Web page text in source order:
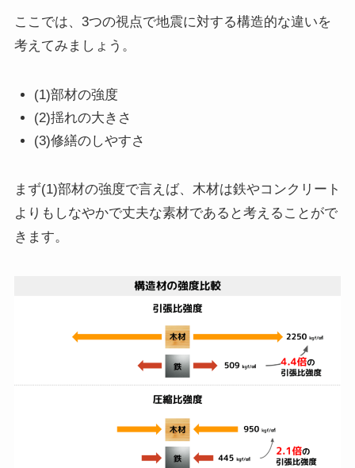
ここでは、3つの視点で地震に対する構造的な違いを
考えてみましょう。
(1)部材の強度
(2)揺れの大きさ
(3)修繕のしやすさ
まず(1)部材の強度で言えば、木材は鉄やコンクリート
よりもしなやかで丈夫な素材であると考えることがで
きます。